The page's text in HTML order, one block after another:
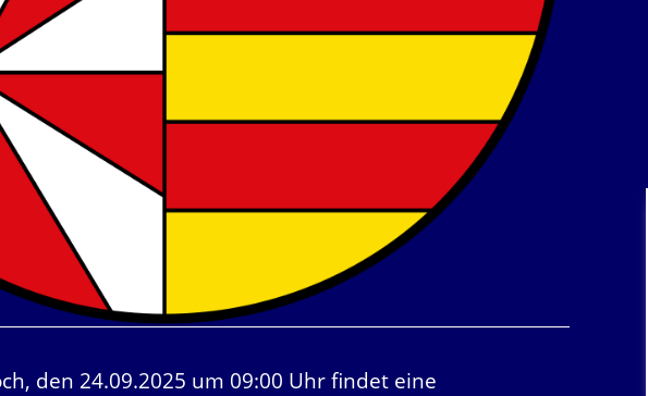
den 24.09.2025 um 09:00 Uhr findet eine